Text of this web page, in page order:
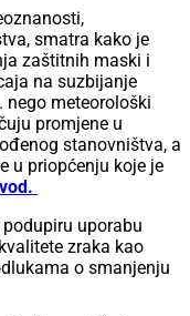
smatra kako je
zaštitnih maski i
na suzbijanje
nego meteorološki
promjene u
stanovništva, a
u priopćenju koje je
uporabu
zraka kao
o smanjenju